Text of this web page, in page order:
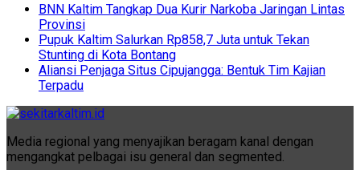
BNN Kaltim Tangkap Dua Kurir Narkoba Jaringan Lintas
Provinsi
Pupuk Kaltim Salurkan Rp858,7 Juta untuk Tekan
Stunting di Kota Bontang
Aliansi Penjaga Situs Cipujangga: Bentuk Tim Kajian
Terpadu
Media regional yang menyajikan beragam kanal dengan
mengangkat pelbagai isu general dan segmented.